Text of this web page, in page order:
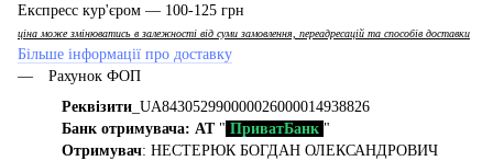
Експресс кур'єром — 100-125 грн
ціна може змінюватись в залежності від суми замовлення, переадресацій та способів доставки
Більше інформації про доставку
Рахунок ФОП
Реквізити _UA843052990000026000014938826
Банк отримувача: АТ" ПриватБанк "
Отримувач: НЕСТЕРЮК БОГДАН ОЛЕКСАНДРОВИЧ